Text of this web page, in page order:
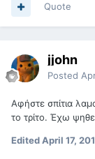
Quote
jjohn
Posted
Αφήστε σπίτια
το τρίτο. Έχω
EditedApril 17,